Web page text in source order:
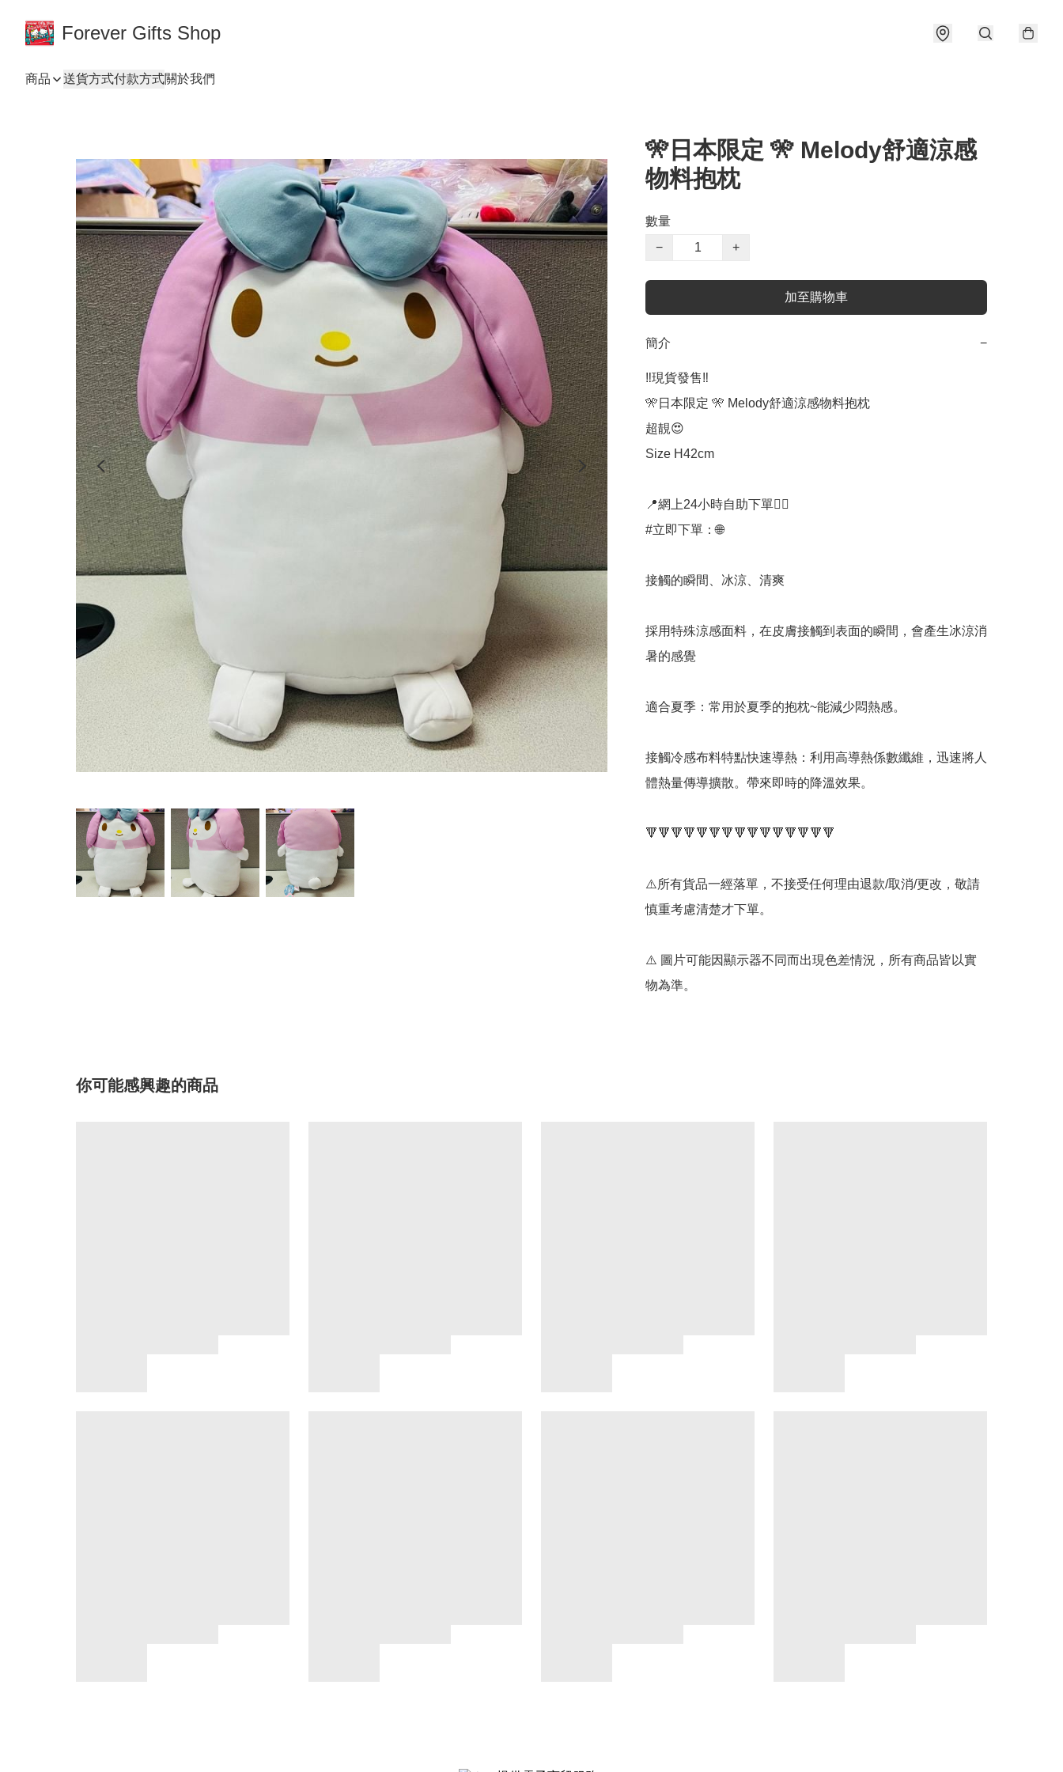
Forever Gifts Shop
商品 送貨方式付款方式關於我們
🎌日本限定 🎌 Melody舒適涼感
物料抱枕
數量
−
+
加至購物車
簡介 −
‼️現貨發售‼️
🎌日本限定 🎌 Melody舒適涼感物料抱枕
超靚😍
Size H42cm
📍網上24小時自助下單👍🏻
#立即下單：🌐
接觸的瞬間、冰涼、清爽
採用特殊涼感面料，在皮膚接觸到表面的瞬間，會產生冰涼消
暑的感覺
適合夏季：常用於夏季的抱枕~能減少悶熱感。
接觸冷感布料特點快速導熱：利用高導熱係數纖維，迅速將人
體熱量傳導擴散。帶來即時的降溫效果。
🔻🔻🔻🔻🔻🔻🔻🔻🔻🔻🔻🔻🔻🔻🔻
⚠️所有貨品一經落單，不接受任何理由退款/取消/更改，敬請
慎重考慮清楚才下單。
⚠️ 圖片可能因顯示器不同而出現色差情況，所有商品皆以實
物為準。
你可能感興趣的商品